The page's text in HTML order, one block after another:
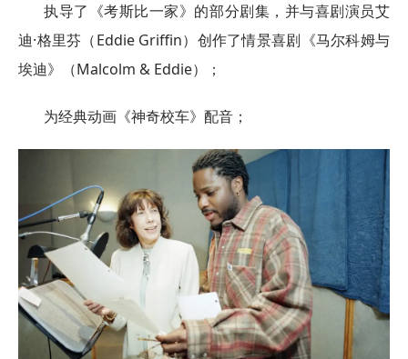
执导了《考斯比一家》的部分剧集，并与喜剧演员艾
迪·格里芬（Eddie Griffin）创作了情景喜剧《马尔科姆与
埃迪》（Malcolm & Eddie）；
为经典动画《神奇校车》配音；